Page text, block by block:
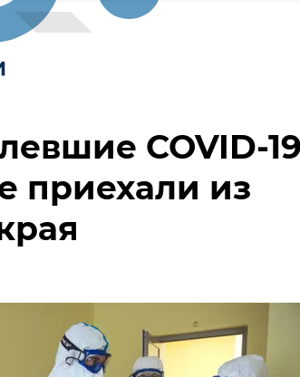
COVID-
приехали из